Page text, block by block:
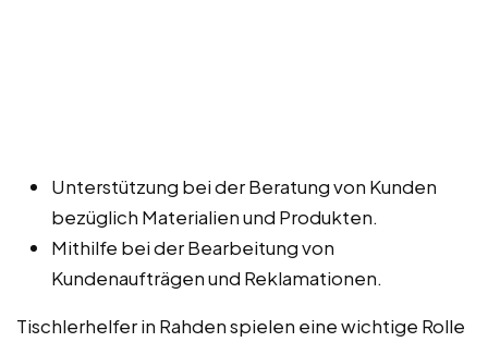
Unterstützung bei der Beratung von Kunden
bezüglich Materialien und Produkten.
Mithilfe bei der Bearbeitung von
Kundenaufträgen und Reklamationen.
Tischlerhelfer in Rahden spielen eine wichtige Rolle